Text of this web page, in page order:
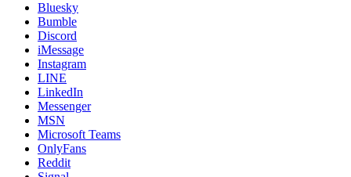
Bluesky
Bumble
Discord
iMessage
Instagram
LINE
LinkedIn
Messenger
MSN
Microsoft Teams
OnlyFans
Reddit